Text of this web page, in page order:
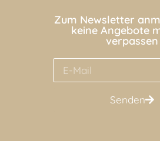
Zum Newsletter
keine Angebote
verpassen
Senden